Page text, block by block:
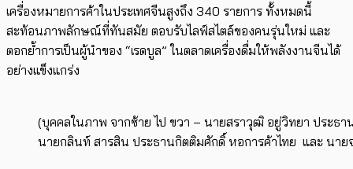
เครื่องหมายการค้าในประเทศจีนสูงถึง 340 รายการ ทั้งหมดนี้
สะท้อนภาพลักษณ์ที่ทันสมัย ตอบรับไลฟ์สไตล์ของคนรุ่นใหม่ และ
ตอกย้ำการเป็นผู้นำของ “เรดบูล” ในตลาดเครื่องดื่มให้พลังงานจีนได้
อย่างแข็งแกร่ง
(บุคคลในภาพ จากซ้าย ไป ขวา – นายสราวุฒิ อยู่วิทยา ประธ
นายกลินท์ สารสิน ประธานกิตติมศักดิ์ หอการค้าไทย และ นายจ